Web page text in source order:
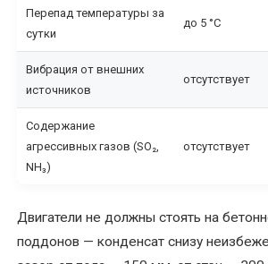
трехфазного
электродвигателя
Перемотка
электродвигателей
переменного
тока
постоянного
тока
Перепад температуры за
сутки
до 5 °C
Вибрация от внешних
источников
отсутствует
Содержание
агрессивных газов (SO₂,
NH₃)
отсутствует
Двигатели не должны стоять на
поддонов — конденсат снизу